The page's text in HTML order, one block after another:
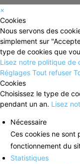
×
Cookies
Nous servons des
simplement sur
type de cookies que
Lisez notre politique de
Réglages Tout refuser
Cookies
Choisissez le type de
pendant un an. Lisez
Nécessaire
Ces cookies ne sont
fonctionnement du
Statistiques